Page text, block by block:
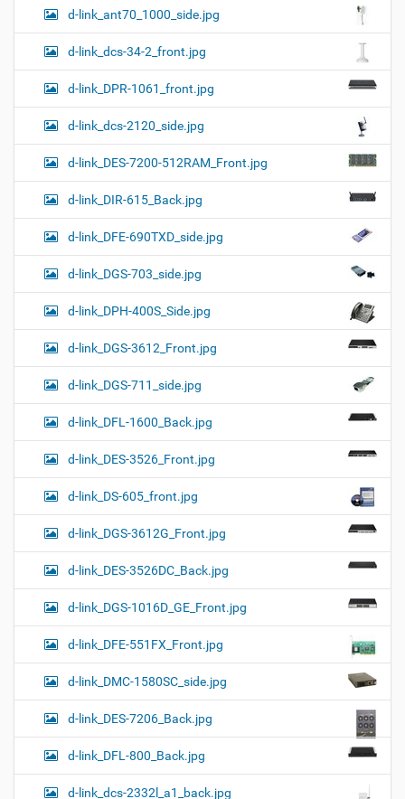
d-link_ant70_1000_side.jpg
d-link_dcs-34-2_front.jpg
d-link_DPR-1061_front.jpg
d-link_dcs-2120_side.jpg
d-link_DES-7200-512RAM_Front.jpg
d-link_DIR-615_Back.jpg
d-link_DFE-690TXD_side.jpg
d-link_DGS-703_side.jpg
d-link_DPH-400S_Side.jpg
d-link_DGS-3612_Front.jpg
d-link_DGS-711_side.jpg
d-link_DFL-1600_Back.jpg
d-link_DES-3526_Front.jpg
d-link_DS-605_front.jpg
d-link_DGS-3612G_Front.jpg
d-link_DES-3526DC_Back.jpg
d-link_DGS-1016D_GE_Front.jpg
d-link_DFE-551FX_Front.jpg
d-link_DMC-1580SC_side.jpg
d-link_DES-7206_Back.jpg
d-link_DFL-800_Back.jpg
d-link_dcs-2332l_a1_back.jpg